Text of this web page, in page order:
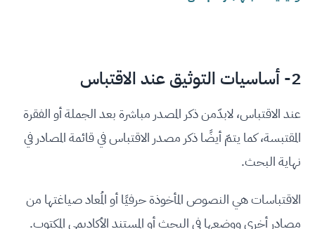
2- أساسيات التوثيق عند الاقتباس
عند الاقتباس، لابدّمن ذكر المصدر مباشرة بعد الجملة أو الفقرة
المقتبسة، كما يتمّ أيضًا ذكر مصدر الاقتباس في قائمة المصادر في
نهاية البحث.
الاقتباسات هي النصوص المأخوذة حرفيًا أو المُعاد صياغتها من
مصادر أخرى ووضعها في البحث أو المستند الأكاديمي المكتوب.